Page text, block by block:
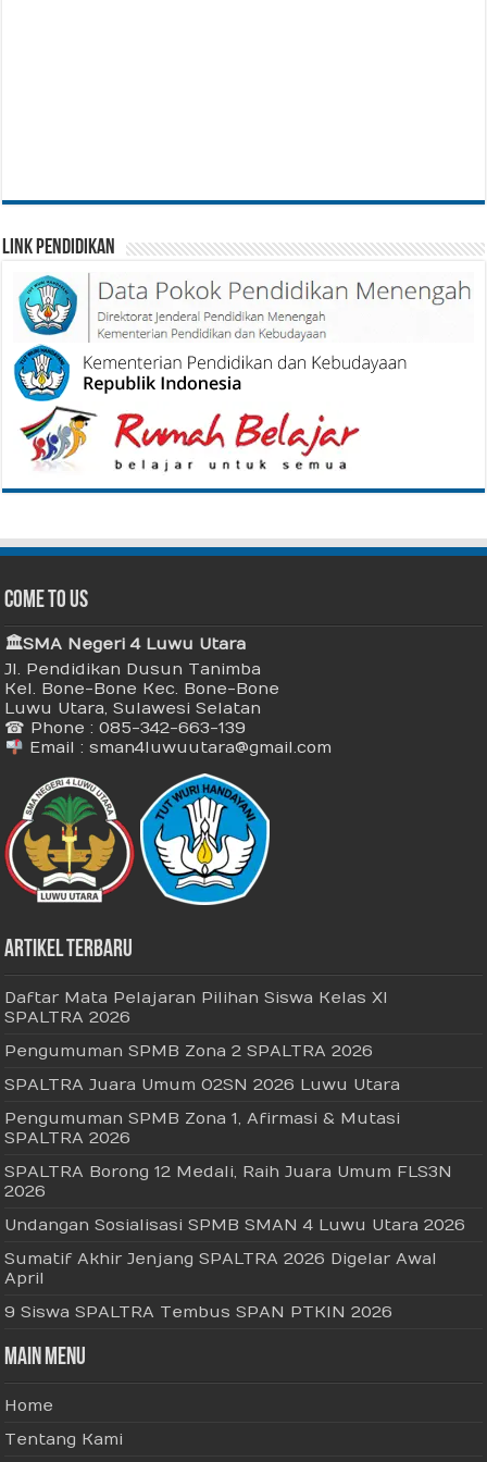
Link Pendidikan
Come To Us
🏛 SMA Negeri 4 Luwu Utara
Jl. Pendidikan Dusun Tanimba
Kel. Bone-Bone Kec. Bone-Bone
Luwu Utara, Sulawesi Selatan
☎ Phone : 085-342-663-139
Email : sman4luwuutara@gmail.com
Artikel Terbaru
Daftar Mata Pelajaran Pilihan Siswa Kelas XI
SPALTRA 2026
Pengumuman SPMB Zona 2 SPALTRA 2026
SPALTRA Juara Umum O2SN 2026 Luwu Utara
Pengumuman SPMB Zona 1, Afirmasi & Mutasi
SPALTRA 2026
SPALTRA Borong 12 Medali, Raih Juara Umum FLS3N
2026
Undangan Sosialisasi SPMB SMAN 4 Luwu Utara 2026
Sumatif Akhir Jenjang SPALTRA 2026 Digelar Awal
April
9 Siswa SPALTRA Tembus SPAN PTKIN 2026
Main Menu
Home
Tentang Kami